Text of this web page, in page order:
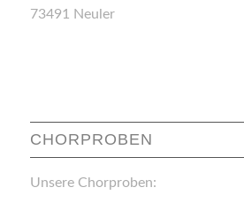
73491 Neuler
CHORPROBEN
Unsere Chorproben: